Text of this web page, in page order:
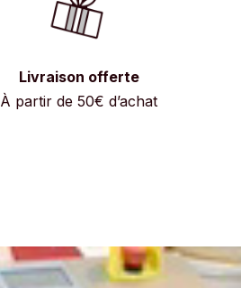
Livraison offerte
À partir de 50€ d’achat